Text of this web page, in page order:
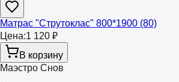
Матрас "Струтоклас" 800*1900 (80)
Цена:1 120 ₽
В корзину
Маэстро Снов